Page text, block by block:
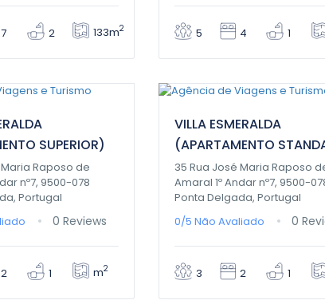
7 2 133m2 5 4 1
SUPERIOR)
Raposo de
nº7, 9500-078
Portugal
0 Reviews
2 1 m2
VILLA ESMERALDA
(APARTAMENTO
35 Rua José Maria Raposo
Amaral 1º Andar nº7, 9500-
Ponta Delgada, Portugal
0/5 Não Avaliado 0
3 2 1